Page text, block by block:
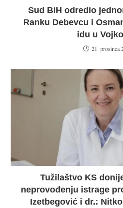
Sud BiH odredio
Ranku Debevcu i
idu u
21. prosinca
Tužilaštvo KS
neprovođenju istrage
Izetbegović i dr.: